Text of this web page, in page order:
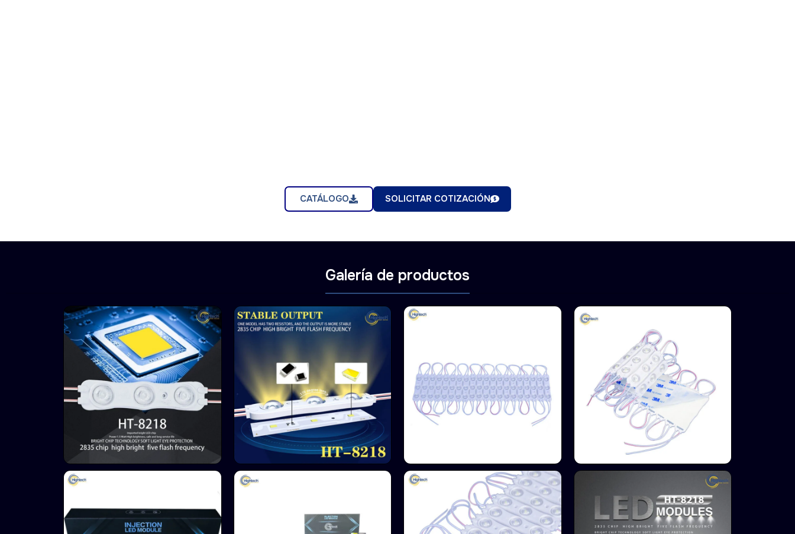
CATÁLOGO SOLICITAR COTIZACIÓN
Galería de productos